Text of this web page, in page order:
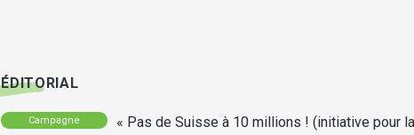
ÉDITORIAL
Campagne « Pas de Suisse à 10 millions ! (initiative pour